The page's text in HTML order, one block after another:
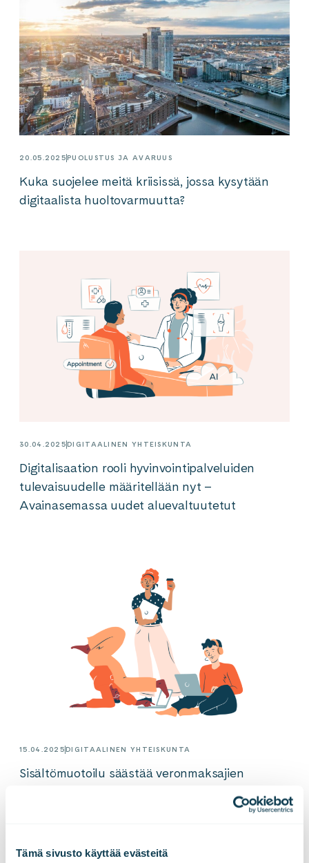
Tämä sivusto käyttää evästeitä
20.05.2025PUOLUSTUS JA AVARUUS
Kuka suojelee meitä kriisissä, jossa kysytään
digitaalista huoltovarmuutta?
30.04.2025DIGITAALINEN YHTEISKUNTA
Digitalisaation rooli hyvinvointipalveluiden
tulevaisuudelle määritellään nyt –
Avainasemassa uudet aluevaltuutetut
15.04.2025DIGITAALINEN YHTEISKUNTA
Sisältömuotoilu säästää veronmaksajien